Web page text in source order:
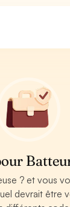
? et vous
devrait être